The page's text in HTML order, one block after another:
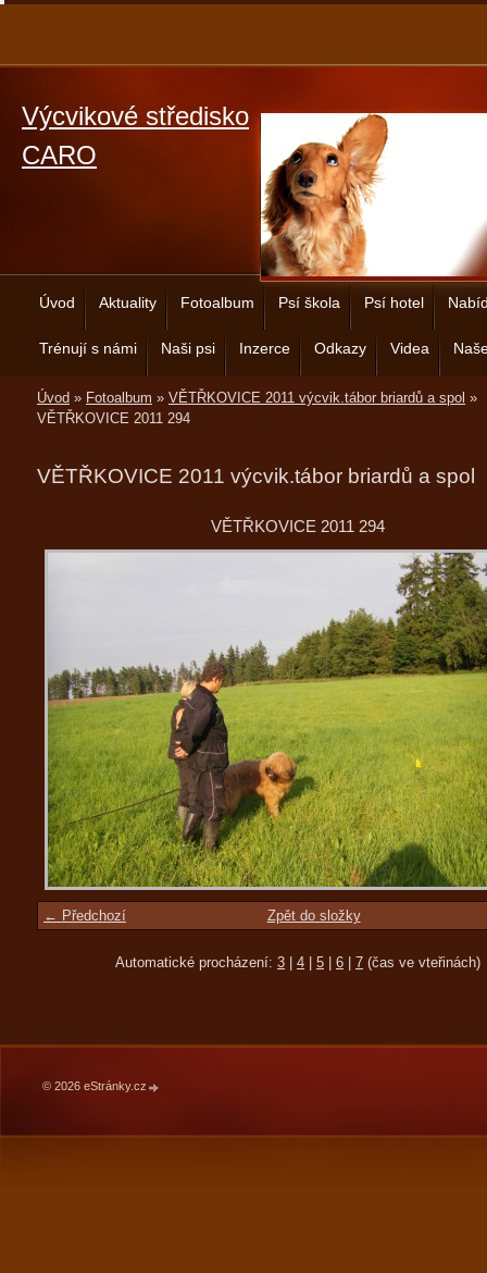
Výcvikové středisko
CARO
Úvod Aktuality Fotoalbum Psí škola Psí hotel
Trénují s námi Naši psi Inzerce Odkazy Videa
Úvod » Fotoalbum » VĚTŘKOVICE 2011 výcvik.tábor briardů a spol »
VĚTŘKOVICE 2011 294
VĚTŘKOVICE 2011 výcvik.tábor briardů a spol
VĚTŘKOVICE 2011 294
← Předchozí Zpět do složky
Automatické procházení: 3 4 5 6 7 (čas ve vteřinách)
© 2026 eStránky.cz